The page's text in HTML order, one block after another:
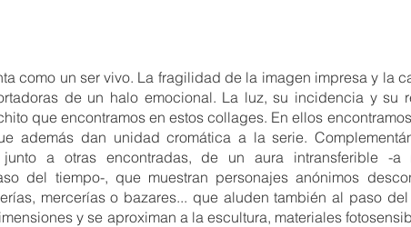
como un ser vivo. La fragilidad de la imagen impresa y la
de un halo emocional. La luz, su incidencia y su
que encontramos en estos collages. En ellos
además dan unidad cromática a la serie.
a otras encontradas, de un aura intransferible -a
del tiempo-, que muestran personajes anónimos
mercerías o bazares... que aluden también al paso
y se aproximan a la escultura, materiales